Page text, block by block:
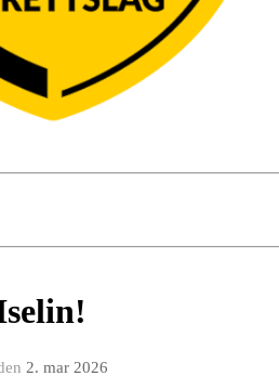
2. mar 2026